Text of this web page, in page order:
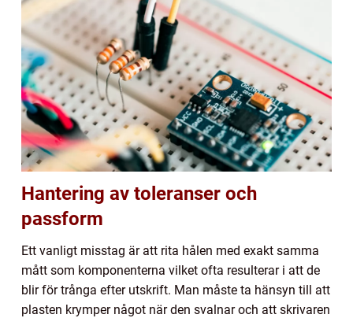
Hantering av toleranser och
passform
Ett vanligt misstag är att rita hålen med exakt samma
mått som komponenterna vilket ofta resulterar i att de
blir för trånga efter utskrift. Man måste ta hänsyn till att
plasten krymper något när den svalnar och att skrivaren